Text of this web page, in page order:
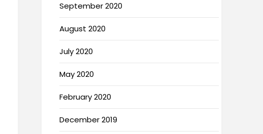
September 2020
August 2020
July 2020
May 2020
February 2020
December 2019